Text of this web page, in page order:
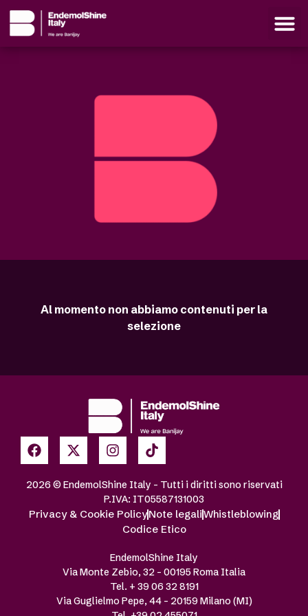
Al momento non abbiamo contenuti per la
selezione
2026 © EndemolShine Italy – Tutti i diritti sono riservati
P.IVA: IT05587131003
Privacy & Cookie PolicyNote legaliWhistleblowing
Codice Etico
EndemolShine Italy
Via Monte Zebio, 32 – 00195 Roma Italia
Tel. + 39 06 32 8191
Via Guglielmo Pepe, 44 – 20159 Milano (MI)